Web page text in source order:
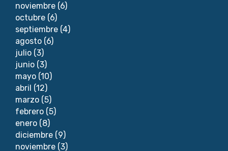
noviembre (6)
octubre (6)
septiembre (4)
agosto (6)
julio (3)
junio (3)
mayo (10)
abril (12)
marzo (5)
febrero (5)
enero (8)
diciembre (9)
noviembre (3)